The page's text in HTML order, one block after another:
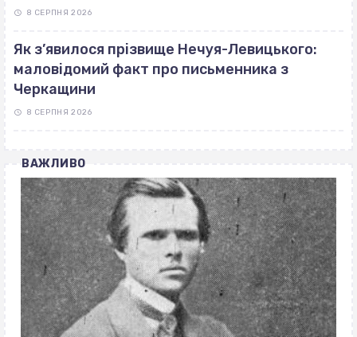
8 СЕРПНЯ 2026
Як з’явилося прізвище Нечуя-Левицького:
маловідомий факт про письменника з
Черкащини
8 СЕРПНЯ 2026
ВАЖЛИВО